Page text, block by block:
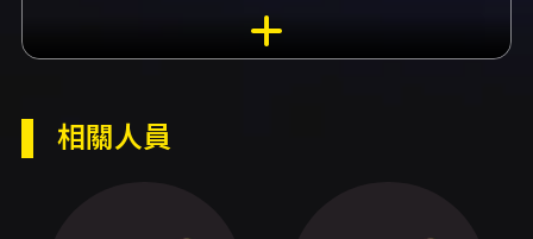
SIRUP ASIA TOUR 2026「TURN THE PAGE
IN ASIA」亞洲巡演台北站，預計以樂團編制呈
相關人員